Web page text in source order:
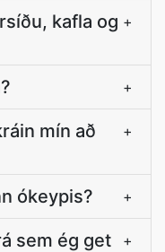
kafla og +
+
mín að
+
ókeypis? +
sem ég get
+